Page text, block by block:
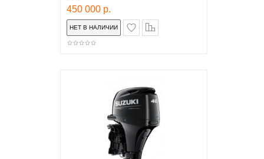
450 000 р.
в закладки